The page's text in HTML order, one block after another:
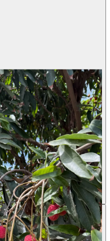
chinensis
מחיר 7
שמש מלאה + חצי צלאדמה